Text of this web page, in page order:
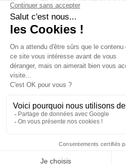
À propos
Accéder à la Marketplace GMP
Nous contacter
Mentions légales
Politique de confidentialité